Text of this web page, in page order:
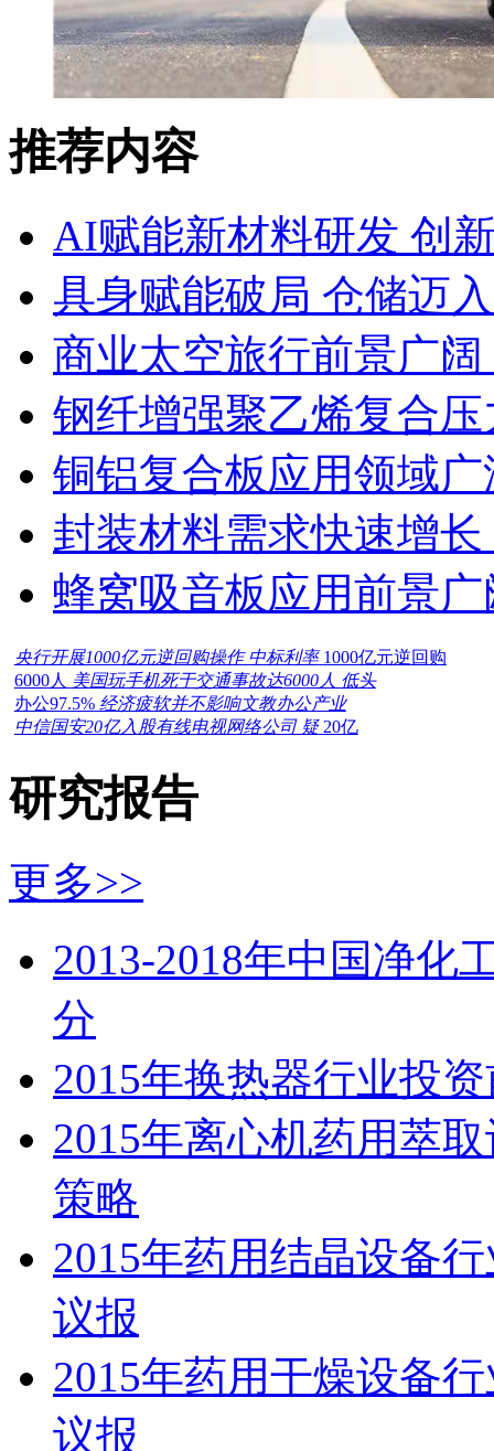
推荐内容
AI赋能新材料研发 创
具身赋能破局 仓储迈
商业太空旅行前景广
钢纤增强聚乙烯复合
铜铝复合板应用领域
封装材料需求快速增
蜂窝吸音板应用前景
央行开展1000亿元逆回购操作 中标利率 1000亿元逆回购
6000人 美国玩手机死于交通事故达6000人 低头
办公97.5% 经济疲软并不影响文教办公产业
中信国安20亿入股有线电视网络公司 疑 20亿
研究报告
更多>>
2013-2018年中国净化
分
2015年换热器行业投
2015年离心机药用萃
策略
2015年药用结晶设备
议报
2015年药用干燥设备
议报